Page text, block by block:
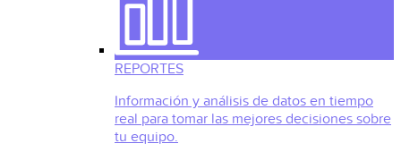
REPORTES
Información y análisis de datos en tiempo
real para tomar las mejores decisiones sobre
tu equipo.